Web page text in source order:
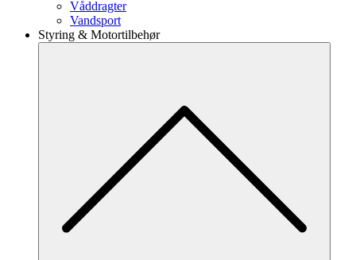
Våddragter
Vandsport
Styring & Motortilbehør